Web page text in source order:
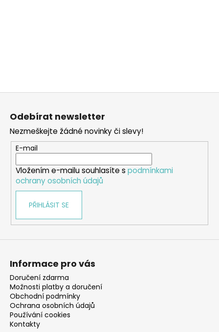
Z
Odebírat newsletter
Nezmeškejte žádné novinky či slevy!
E-mail
Vložením e-mailu souhlasíte s podmínkami
ochrany osobních údajů
PŘIHLÁSIT SE
Informace pro vás
Doručení zdarma
Možnosti platby a doručení
Obchodní podmínky
Ochrana osobních údajů
Používání cookies
Kontakty